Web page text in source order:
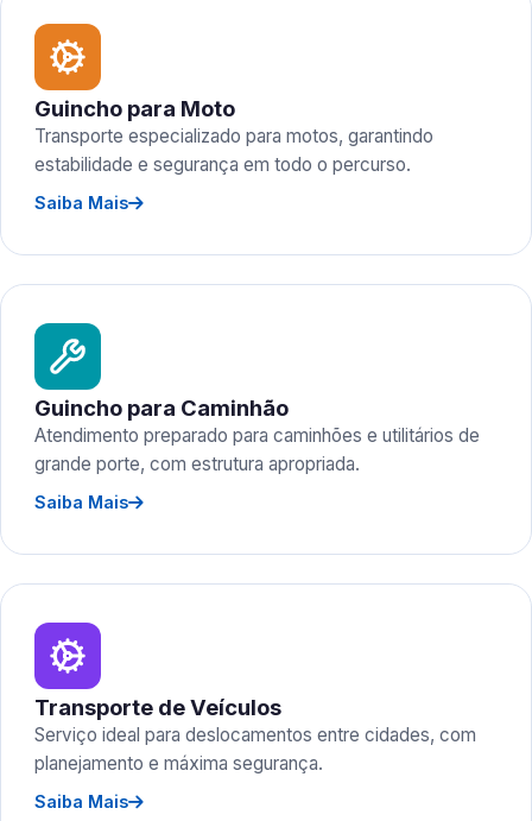
Guincho para Moto
Transporte especializado para motos, garantindo
estabilidade e segurança em todo o percurso.
Saiba Mais
Guincho para Caminhão
Atendimento preparado para caminhões e utilitários de
grande porte, com estrutura apropriada.
Saiba Mais
Transporte de Veículos
Serviço ideal para deslocamentos entre cidades, com
planejamento e máxima segurança.
Saiba Mais